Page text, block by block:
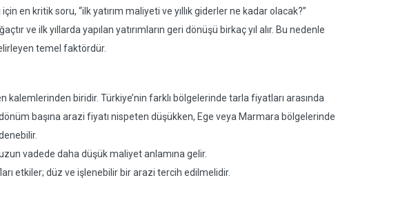
en kritik soru, “ilk yatırım maliyeti ve yıllık giderler ne kadar olacak?”
ve ilk yıllarda yapılan yatırımların geri dönüşü birkaç yıl alır. Bu nedenle
temel faktördür.
biridir. Türkiye’nin farklı bölgelerinde tarla fiyatları arasında
başına arazi fiyatı nispeten düşükken, Ege veya Marmara bölgelerinde
vadede daha düşük maliyet anlamına gelir.
etkiler; düz ve işlenebilir bir arazi tercih edilmelidir.